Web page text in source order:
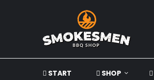
START SHOP